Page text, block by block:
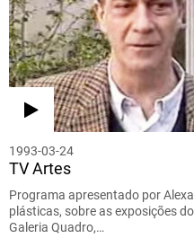
1993-03-24
TV Artes
Programa apresentado por
plásticas, sobre as exposições
Galeria Quadro,…